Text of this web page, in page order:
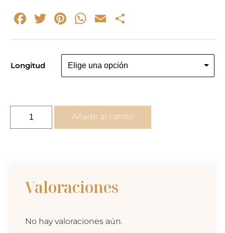
Facebook
Twitter
Pinterest
WhatsApp
Email
Longitud
martillado
Añadir al carrito
Valoraciones
No hay valoraciones aún.